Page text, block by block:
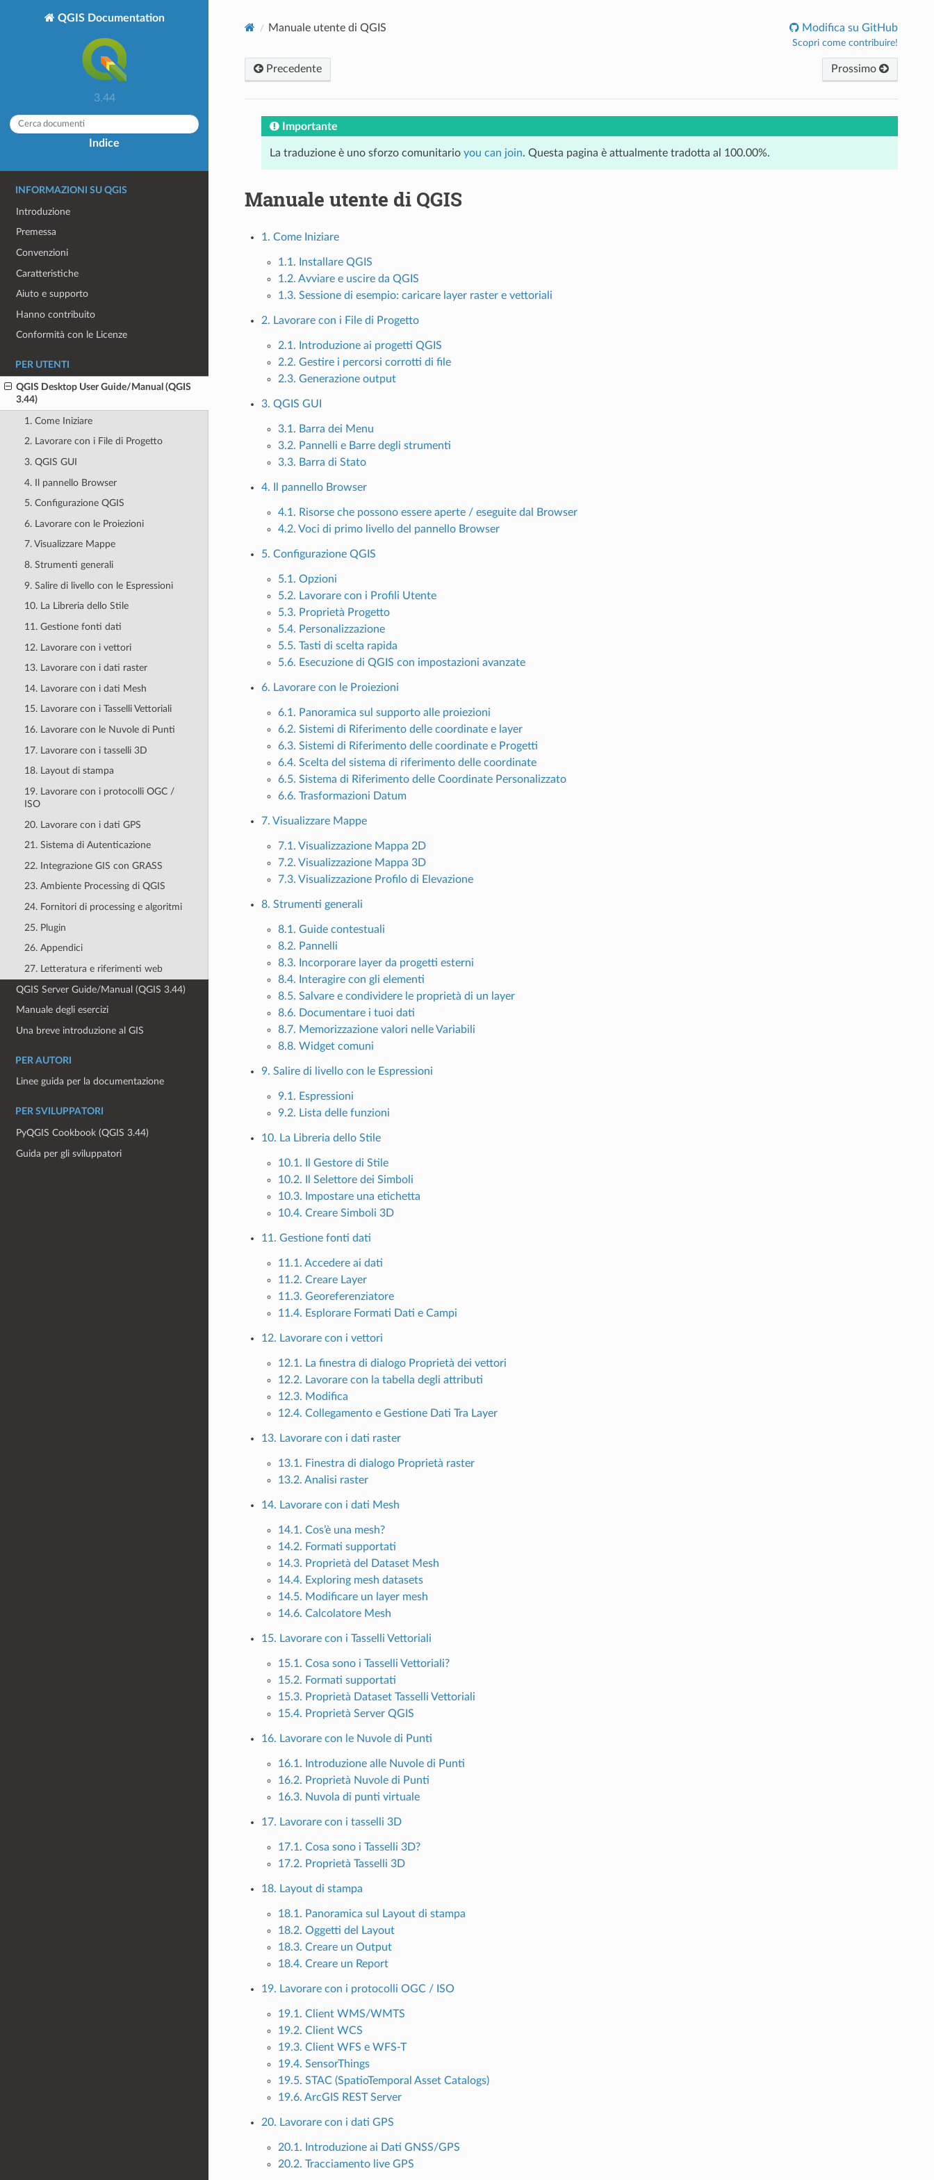
QGIS Documentation
3.44
Indice
INFORMAZIONI SU QGIS
Introduzione
Premessa
Convenzioni
Caratteristiche
Aiuto e supporto
Hanno contribuito
Conformità con le Licenze
PER UTENTI
QGIS Desktop User Guide/Manual (QGIS
3.44)
1. Come Iniziare
2. Lavorare con i File di Progetto
3. QGIS GUI
4. Il pannello Browser
5. Configurazione QGIS
6. Lavorare con le Proiezioni
7. Visualizzare Mappe
8. Strumenti generali
9. Salire di livello con le Espressioni
10. La Libreria dello Stile
11. Gestione fonti dati
12. Lavorare con i vettori
13. Lavorare con i dati raster
14. Lavorare con i dati Mesh
15. Lavorare con i Tasselli Vettoriali
16. Lavorare con le Nuvole di Punti
17. Lavorare con i tasselli 3D
18. Layout di stampa
19. Lavorare con i protocolli OGC /
ISO
20. Lavorare con i dati GPS
21. Sistema di Autenticazione
22. Integrazione GIS con GRASS
23. Ambiente Processing di QGIS
24. Fornitori di processing e algoritmi
25. Plugin
26. Appendici
27. Letteratura e riferimenti web
QGIS Server Guide/Manual (QGIS 3.44)
Manuale degli esercizi
Una breve introduzione al GIS
PER AUTORI
Linee guida per la documentazione
PER SVILUPPATORI
PyQGIS Cookbook (QGIS 3.44)
Guida per gli sviluppatori
Manuale utente di QGIS Modifica su GitHub
Scopri come contribuire!
Precedente Prossimo
Importante
La traduzione è uno sforzo comunitario you can join. Questa pagina è attualmente tradotta al 100.00%.
Manuale utente di QGIS
1. Come Iniziare
1.1. Installare QGIS
1.2. Avviare e uscire da QGIS
1.3. Sessione di esempio: caricare layer raster e vettoriali
2. Lavorare con i File di Progetto
2.1. Introduzione ai progetti QGIS
2.2. Gestire i percorsi corrotti di file
2.3. Generazione output
3. QGIS GUI
3.1. Barra dei Menu
3.2. Pannelli e Barre degli strumenti
3.3. Barra di Stato
4. Il pannello Browser
4.1. Risorse che possono essere aperte / eseguite dal Browser
4.2. Voci di primo livello del pannello Browser
5. Configurazione QGIS
5.1. Opzioni
5.2. Lavorare con i Profili Utente
5.3. Proprietà Progetto
5.4. Personalizzazione
5.5. Tasti di scelta rapida
5.6. Esecuzione di QGIS con impostazioni avanzate
6. Lavorare con le Proiezioni
6.1. Panoramica sul supporto alle proiezioni
6.2. Sistemi di Riferimento delle coordinate e layer
6.3. Sistemi di Riferimento delle coordinate e Progetti
6.4. Scelta del sistema di riferimento delle coordinate
6.5. Sistema di Riferimento delle Coordinate Personalizzato
6.6. Trasformazioni Datum
7. Visualizzare Mappe
7.1. Visualizzazione Mappa 2D
7.2. Visualizzazione Mappa 3D
7.3. Visualizzazione Profilo di Elevazione
8. Strumenti generali
8.1. Guide contestuali
8.2. Pannelli
8.3. Incorporare layer da progetti esterni
8.4. Interagire con gli elementi
8.5. Salvare e condividere le proprietà di un layer
8.6. Documentare i tuoi dati
8.7. Memorizzazione valori nelle Variabili
8.8. Widget comuni
9. Salire di livello con le Espressioni
9.1. Espressioni
9.2. Lista delle funzioni
10. La Libreria dello Stile
10.1. Il Gestore di Stile
10.2. Il Selettore dei Simboli
10.3. Impostare una etichetta
10.4. Creare Simboli 3D
11. Gestione fonti dati
11.1. Accedere ai dati
11.2. Creare Layer
11.3. Georeferenziatore
11.4. Esplorare Formati Dati e Campi
12. Lavorare con i vettori
12.1. La finestra di dialogo Proprietà dei vettori
12.2. Lavorare con la tabella degli attributi
12.3. Modifica
12.4. Collegamento e Gestione Dati Tra Layer
13. Lavorare con i dati raster
13.1. Finestra di dialogo Proprietà raster
13.2. Analisi raster
14. Lavorare con i dati Mesh
14.1. Cos’è una mesh?
14.2. Formati supportati
14.3. Proprietà del Dataset Mesh
14.4. Exploring mesh datasets
14.5. Modificare un layer mesh
14.6. Calcolatore Mesh
15. Lavorare con i Tasselli Vettoriali
15.1. Cosa sono i Tasselli Vettoriali?
15.2. Formati supportati
15.3. Proprietà Dataset Tasselli Vettoriali
15.4. Proprietà Server QGIS
16. Lavorare con le Nuvole di Punti
16.1. Introduzione alle Nuvole di Punti
16.2. Proprietà Nuvole di Punti
16.3. Nuvola di punti virtuale
17. Lavorare con i tasselli 3D
17.1. Cosa sono i Tasselli 3D?
17.2. Proprietà Tasselli 3D
18. Layout di stampa
18.1. Panoramica sul Layout di stampa
18.2. Oggetti del Layout
18.3. Creare un Output
18.4. Creare un Report
19. Lavorare con i protocolli OGC / ISO
19.1. Client WMS/WMTS
19.2. Client WCS
19.3. Client WFS e WFS-T
19.4. SensorThings
19.5. STAC (SpatioTemporal Asset Catalogs)
19.6. ArcGIS REST Server
20. Lavorare con i dati GPS
20.1. Introduzione ai Dati GNSS/GPS
20.2. Tracciamento live GPS